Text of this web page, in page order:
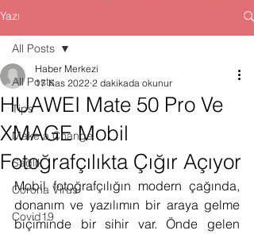
Yazı
All Posts
Tips
Make a Change
Sağlık
Corona Virus
Covid19
All Posts
HUAWEI Mate 50 Pro Ve
XMAGE Mobil
Fotoğrafçılıkta Çığır Açıyor
Haber Merkezi
17 Kas 2022 2 dakikada okunur
Mobil fotoğrafçılığın modern çağında,
donanım ve yazılımın bir araya gelme
biçiminde bir sihir var. Önde gelen